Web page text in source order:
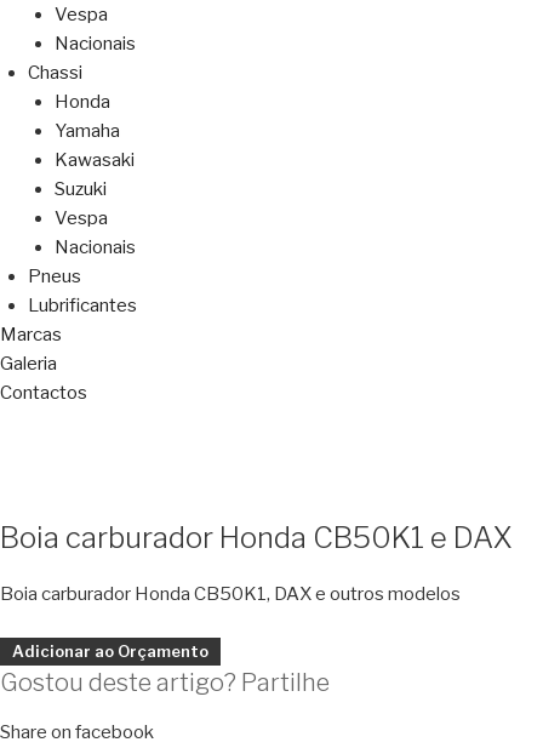
Vespa
Nacionais
Chassi
Honda
Yamaha
Kawasaki
Suzuki
Vespa
Nacionais
Pneus
Lubrificantes
Marcas
Galeria
Contactos
Boia carburador Honda CB50K1 e DAX
Boia carburador Honda CB50K1, DAX e outros modelos
Adicionar ao Orçamento
Gostou deste artigo? Partilhe
Share on facebook